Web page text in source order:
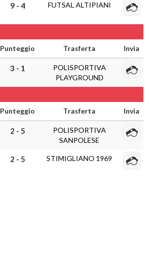
9 - 4 FUTSAL ALTIPIANI
Punteggio Trasferta Invia
3 - 1
POLISPORTIVA
PLAYGROUND
Punteggio Trasferta Invia
2 - 5
POLISPORTIVA
SANPOLESE
2 - 5 STIMIGLIANO 1969